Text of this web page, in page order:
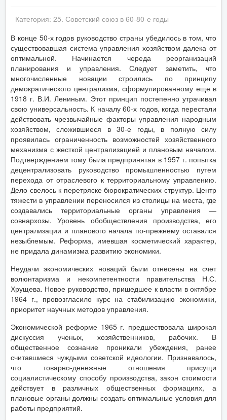
Категория: 25. Советский союз в 60-80-е годы
В конце 50-х годов руководство страны убедилось в том, что
существовавшая система управления хозяйством далека от
оптимальной. Начинается череда реорганизаций
планирования и управления. Следует заметить, что
многочисленные новации строились по принципу
демократического централизма, сформулированному еще в
1918 г. В.И. Лениным. Этот принцип постепенно утрачивал
свою универсальность. К началу 60-х годов, когда перестали
действовать чрезвычайные факторы управления народным
хозяйством, сложившиеся в 30-е годы, в полную силу
проявилась ограниченность возможностей хозяйственного
механизма с жесткой централизацией и плановым началом.
Подтверждением тому была предпринятая в 1957 г. попытка
децентрализовать руководство промышленностью путем
перехода от отраслевого к территориальному управлению.
Дело свелось к перетряске бюрократических структур. Центр
тяжести в управлении переносился из столицы на места, где
создавались территориальные органы управления —
совнархозы. Уровень обобществления производства, его
централизации и планового начала по-прежнему оставался
незыблемым. Реформа, имевшая косметический характер,
не придала динамизма развитию экономики.
Неудачи экономических новаций были отнесены на счет
волюнтаризма и некомпетентности правительства Н.С.
Хрущева. Новое руководство, пришедшее к власти в октябре
1964 г., провозгласило курс на стабилизацию экономики,
приоритет научных методов управления.
Экономической реформе 1965 г. предшествовала широкая
дискуссия ученых, хозяйственников, рабочих. В
общественное сознание проникали убеждения, ранее
считавшиеся чуждыми советской идеологии. Признавалось,
что товарно-денежные отношения присущи
социалистическому способу производства, закон стоимости
действует в различных общественных формациях, а
плановые органы должны создать оптимальные условия для
работы предприятий.